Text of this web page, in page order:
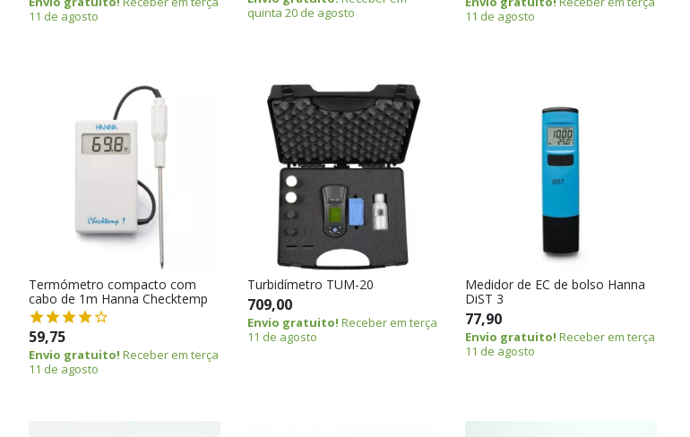
11 de agosto
quinta 20 de agosto
11 de agosto
Termómetro compacto com
cabo de 1m Hanna Checktemp
59,75
Envio gratuito! Receber em terça
11 de agosto
Turbidímetro TUM-20
709,00
Envio gratuito! Receber em terça
11 de agosto
Medidor de EC de bolso Hanna
DiST 3
77,90
Envio gratuito! Receber em terça
11 de agosto